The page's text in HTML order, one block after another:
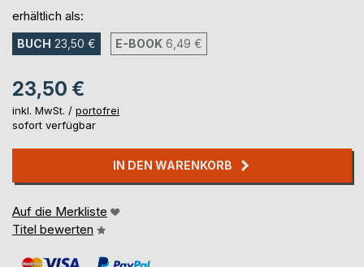
erhältlich als:
BUCH 23,50 € E-BOOK 6,49 €
23,50 €
inkl. MwSt. / portofrei
sofort verfügbar
IN DEN WARENKORB
Auf die Merkliste
Titel bewerten